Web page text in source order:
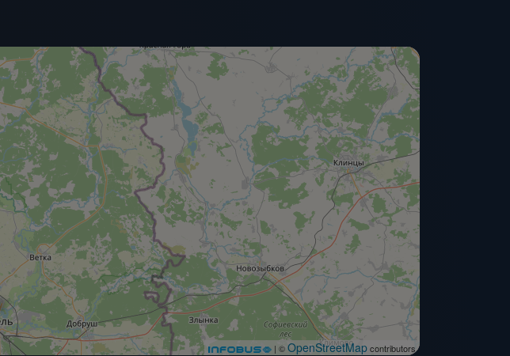
| ©OpenStreetMapcontributors